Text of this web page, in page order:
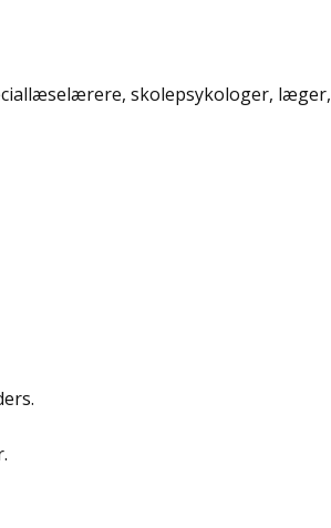
skolepsykologer, læger,